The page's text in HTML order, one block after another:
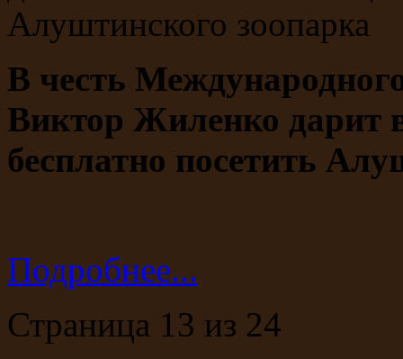
В честь
Виктор Жиленко дарит
бесплатно посетить
Подробнее...
Страница 13 из 24